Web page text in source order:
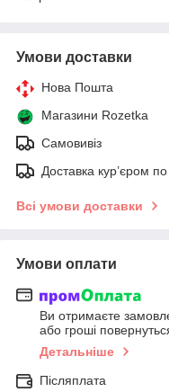
Умови доставки
Нова Пошта
Магазини Rozetka
Самовивіз
Доставка кур’єром по
Всі умови доставки
Умови оплати
Ви отримаєте
або гроші
Детальніше
Післяплата